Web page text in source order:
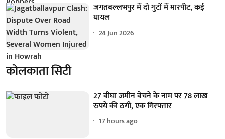
जगतबल्लभपुर में दो गुटों में मारपीट, कई
घायल
24 Jun 2026
कोलकाता सिटी
27 बीघा जमीन बेचने के नाम पर 78 लाख
रुपये की ठगी, एक गिरफ्तार
17 hours ago